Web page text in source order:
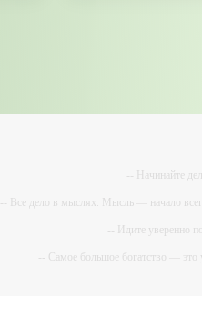
-- Начинайте
-- Все дело в мыслях. Мысль — начало
-- Идите уверенно
-- Самое большое богатство —